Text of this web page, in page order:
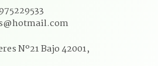
Nº21 Bajo 42001,